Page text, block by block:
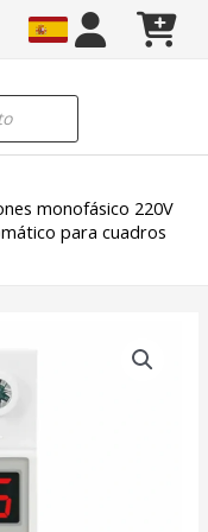
monofásico 220V
para cuadros